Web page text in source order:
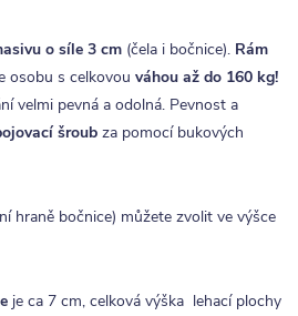
o síle 3 cm (čela i bočnice). Rám
osobu s celkovou váhou až do 160 kg!
velmi pevná a odolná. Pevnost a
šroub za pomocí bukových
hraně bočnice) můžete zvolit ve výšce
je ca 7 cm, celková výška lehací plochy